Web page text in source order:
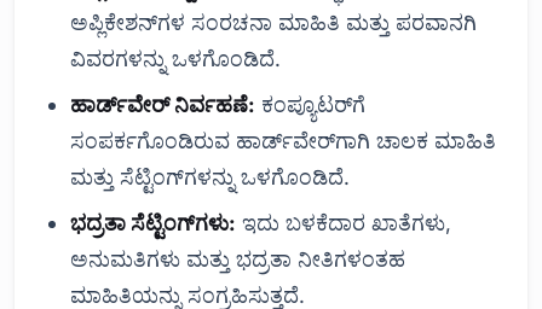
ಅಪ್ಲಿಕೇಶನ್‌ಗಳ ಸಂರಚನಾ ಮಾಹಿತಿ ಮತ್ತು ಪರವಾನಗಿ
ವಿವರಗಳನ್ನು ಒಳಗೊಂಡಿದೆ.
ಹಾರ್ಡ್‌ವೇರ್ ನಿರ್ವಹಣೆ: ಕಂಪ್ಯೂಟರ್‌ಗೆ
ಸಂಪರ್ಕಗೊಂಡಿರುವ ಹಾರ್ಡ್‌ವೇರ್‌ಗಾಗಿ ಚಾಲಕ ಮಾಹಿತಿ
ಮತ್ತು ಸೆಟ್ಟಿಂಗ್‌ಗಳನ್ನು ಒಳಗೊಂಡಿದೆ.
ಭದ್ರತಾ ಸೆಟ್ಟಿಂಗ್‌ಗಳು: ಇದು ಬಳಕೆದಾರ ಖಾತೆಗಳು,
ಅನುಮತಿಗಳು ಮತ್ತು ಭದ್ರತಾ ನೀತಿಗಳಂತಹ
ಮಾಹಿತಿಯನ್ನು ಸಂಗ್ರಹಿಸುತ್ತದೆ.